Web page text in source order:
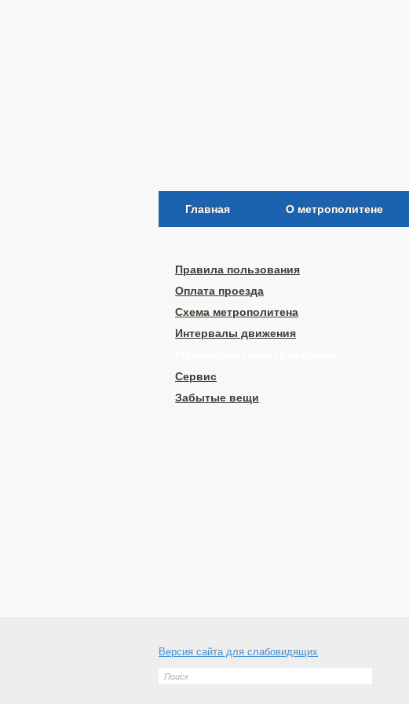
Главная О метрополитене
Правила пользования
Оплата проезда
Схема метрополитена
Интервалы движения
Сервис
Забытые вещи
Версия сайта для слабовидящих